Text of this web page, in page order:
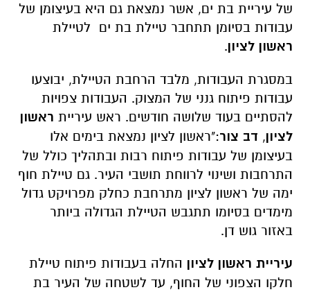
של עיריית בת ים, אשר נמצאת גם היא בעיצומן של
עבודות בסיומן תתחבר טיילת בת ים לטיילת
ראשון לציון.
במסגרת העבודות, מלבד הרחבת הטיילת, יבוצעו
עבודות פיתוח גנני של המצוק. העבודות צפויות
להסתיים בעוד שלושה חודשים. ראש עיריית ראשון
לציון, דב צור:"ראשון לציון נמצאת בימים אלו
בעיצומן של עבודות פיתוח רבות ובתהליך כולל של
התרחבות ושינוי לרווחת תושבי העיר. גם טיילת חוף
ימה של ראשון לציון מתרחבת כחלק מפרויקט גדול
מימדים בסיומו תתגבש הטיילת הגדולה ביותר
באזור גוש דן.
עיריית ראשון לציון החלה בעבודות פיתוח טיילת
חלקו הצפוני של החוף, עד לשטחה של העיר בת